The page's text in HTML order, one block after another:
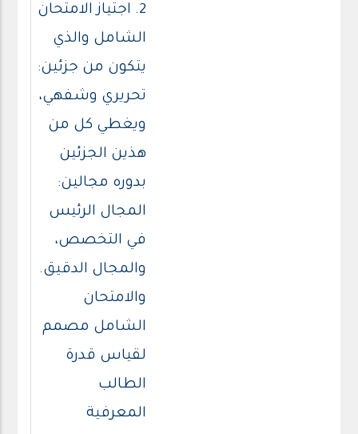
2. اجتياز الامتحان
الشامل والذي
يتكون من جزئين:
تحريري وشفهي،
ويغطي كل من
هذين الجزئين
بدوره مجالين:
المجال الرئيس
في التخصص،
والمجال الدقيق.
والامتحان
الشامل مصمم
لقياس قدرة
الطالب
المعرفية